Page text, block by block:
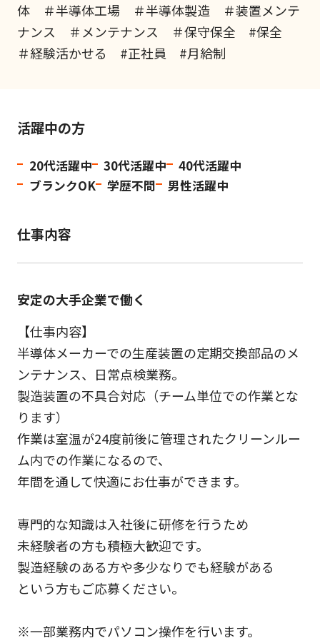
体 ＃半導体工場 ＃半導体製造 ＃装置メンテ
ナンス ＃メンテナンス ＃保守保全 #保全
＃経験活かせる #正社員 #月給制
活躍中の方
20代活躍中 30代活躍中
40代活躍中
ブランクOK
学歴不問 男性活躍中
仕事内容
安定の大手企業で働く
【仕事内容】
半導体メーカーでの生産装置の定期交換部品のメ
ンテナンス、日常点検業務。
製造装置の不具合対応（チーム単位での作業とな
ります）
作業は室温が24度前後に管理されたクリーンルー
ム内での作業になるので、
年間を通して快適にお仕事ができます。
専門的な知識は入社後に研修を行うため
未経験者の方も積極大歓迎です。
製造経験のある方や多少なりでも経験がある
という方もご応募ください。
※一部業務内でパソコン操作を行います。